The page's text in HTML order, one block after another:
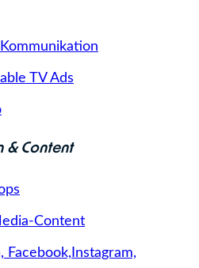
TV Ads
& Content
Content
Facebook,Instagram,
noch vorbei: GEO,
Optimization. Dieser
dort auf, wo über
Search oder
wird. Denn: Diese KI-
massiv, wie Inhalte
und präsentiert
allerdings oft
GEO ersetzt klassisches
es. Und es führt zu